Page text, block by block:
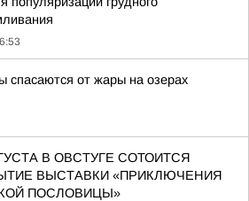
спасаются от жары на озерах
В ОВСТУГЕ СОТОИТСЯ
ВЫСТАВКИ «ПРИКЛЮЧЕНИЯ
ПОСЛОВИЦЫ»